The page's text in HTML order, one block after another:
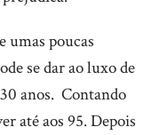
umas poucas
se dar ao luxo de
anos. Contando
até aos 95. Depois